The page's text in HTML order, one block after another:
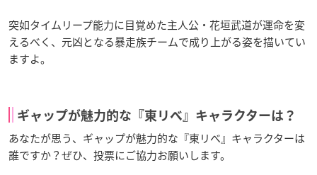
突如タイムリープ能力に目覚めた主人公・花垣武道が運命を変
えるべく、元凶となる暴走族チームで成り上がる姿を描いてい
ますよ。
ギャップが魅力的な『東リべ』キャラクターは？
あなたが思う、ギャップが魅力的な『東リべ』キャラクターは
誰ですか？ぜひ、投票にご協力お願いします。